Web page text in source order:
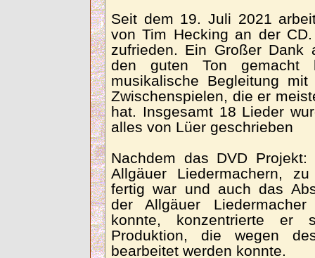
Seit dem 19. Juli 2021
von Tim Hecking an der
zufrieden. Ein Großer
den guten Ton
musikalische Begleitung
Zwischenspielen, die er
hat. Insgesamt 18 Lieder
alles von Lüer geschrieben
Nachdem das DVD
Allgäuer Liedermachern,
fertig war und auch das
der Allgäuer
konnte, konzentrierte
Produktion, die wegen
bearbeitet werden konnte.